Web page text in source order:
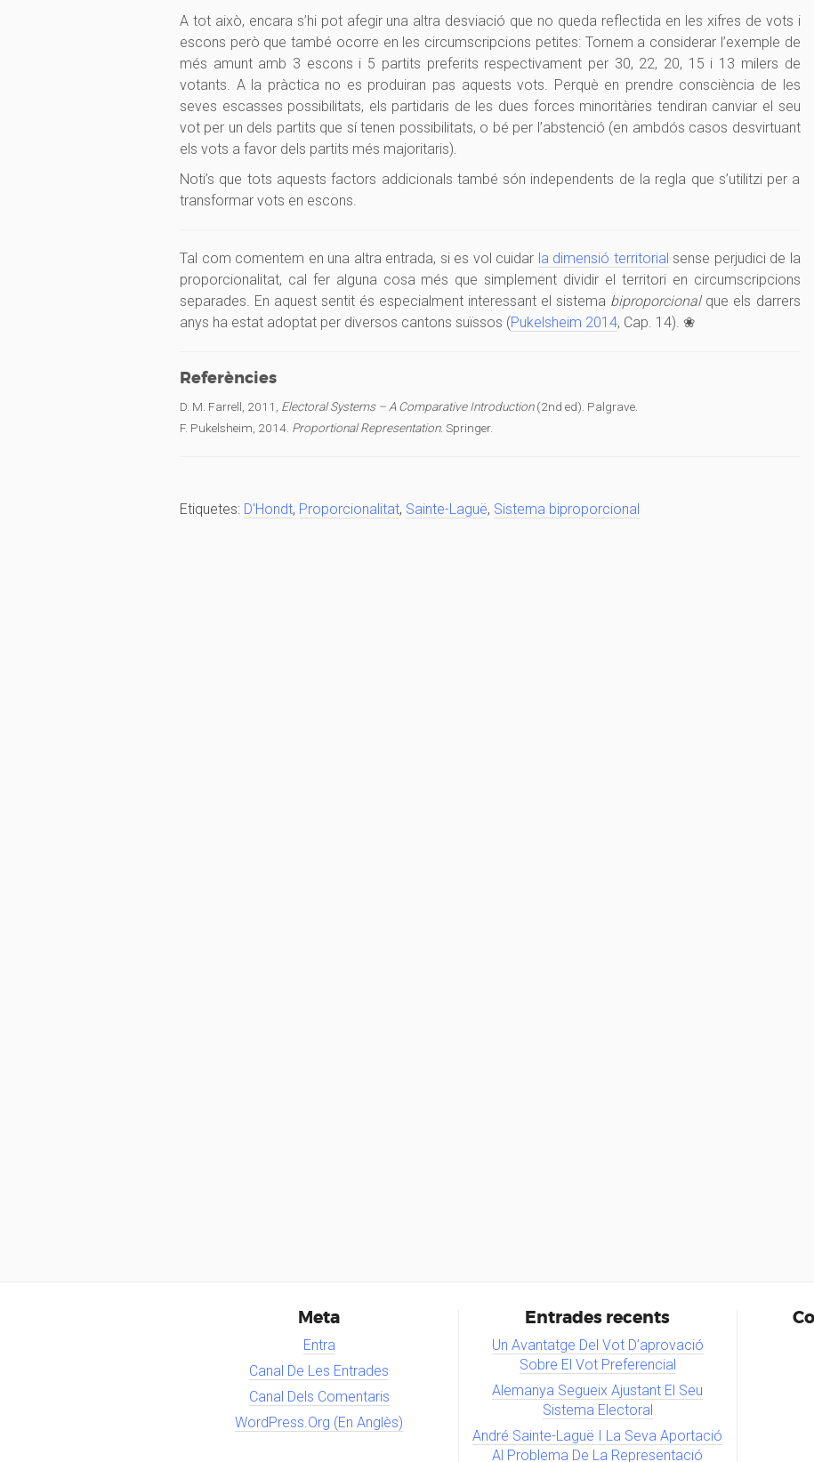
A tot això, encara s’hi pot afegir una altra desviació que no queda reflectida en les xifres de vots i
escons però que també ocorre en les circumscripcions petites: Tornem a considerar l’exemple de
més amunt amb 3 escons i 5 partits preferits respectivament per 30, 22, 20, 15 i 13 milers de
votants. A la pràctica no es produiran pas aquests vots. Perquè en prendre consciència de les
seves escasses possibilitats, els partidaris de les dues forces minoritàries tendiran canviar el seu
vot per un dels partits que sí tenen possibilitats, o bé per l’abstenció (en ambdós casos desvirtuant
els vots a favor dels partits més majoritaris).
Noti’s que tots aquests factors addicionals també són independents de la regla que s’utilitzi per a
transformar vots en escons.
Tal com comentem en una altra entrada, si es vol cuidar la dimensió territorial sense perjudici de la
proporcionalitat, cal fer alguna cosa més que simplement dividir el territori en circumscripcions
separades. En aquest sentit és especialment interessant el sistema biproporcionalque els darrers
anys ha estat adoptat per diversos cantons suïssos (Pukelsheim 2014, Cap. 14). ❀
Referències
D. M. Farrell, 2011, Electoral Systems – A Comparative Introduction(2nd ed). Palgrave.
F. Pukelsheim, 2014. Proportional Representation. Springer.
Etiquetes: D'Hondt, Proporcionalitat, Sainte-Laguë, Sistema biproporcional
Meta
Entra
Canal De Les Entrades
Canal Dels Comentaris
WordPress.org (en Anglès)
Entrades recents
Un Avantatge Del Vot D’aprovació
Sobre El Vot Preferencial
Alemanya Segueix Ajustant El Seu
Sistema Electoral
André Sainte-Laguë I La Seva Aportació
Al Problema De La Representació